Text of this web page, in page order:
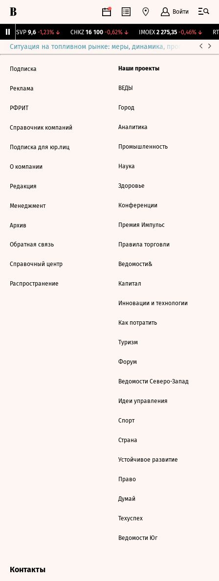
Войти
BISVP 9,6 -1,23%↓ CHKZ 16 100 -0,62%↓ IMOEX 2 275,35 -0,46%↓
Ситуация на топливном рынке: меры, динамика, прогнозы
Подписка
Реклама
РФРИТ
Справочник компаний
Подписка для юр.лиц
О компании
Редакция
Менеджмент
Архив
Обратная связь
Справочный центр
Распространение
Наши проекты
ВЕДЫ
Город
Аналитика
Промышленность
Наука
Здоровье
Конференции
Премия Импульс
Правила торговли
Ведомости&
Капитал
Инновации и технологии
Как потратить
Туризм
Форум
Ведомости Северо-Запад
Идеи управления
Спорт
Страна
Устойчивое развитие
Право
Думай
Техуспех
Ведомости Юг
Контакты